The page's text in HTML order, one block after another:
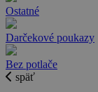
Ostatné
Darčekové poukazy
Bez potlače
späť